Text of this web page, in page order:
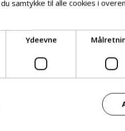
samtykke til alle cookies i
Ydeevne